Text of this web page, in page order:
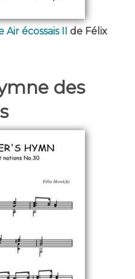
écossais II de Félix
des